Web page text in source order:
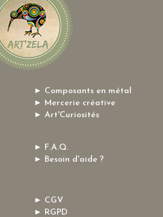
► Composants en métal
► Mercerie créative
► Art'Curiosités
► F.A.Q.
► Besoin d'aide ?
► CGV
► RGPD